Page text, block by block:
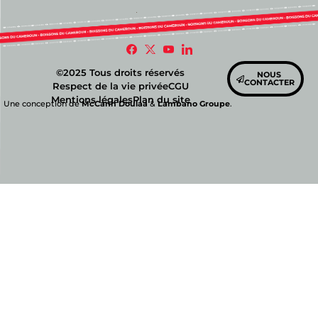
©2025 Tous droits réservés
Respect de la vie privéeCGU
Mentions légalesPlan du site
NOUS
CONTACTER
Une conception deMcCann Doulaa&Lambano Groupe.